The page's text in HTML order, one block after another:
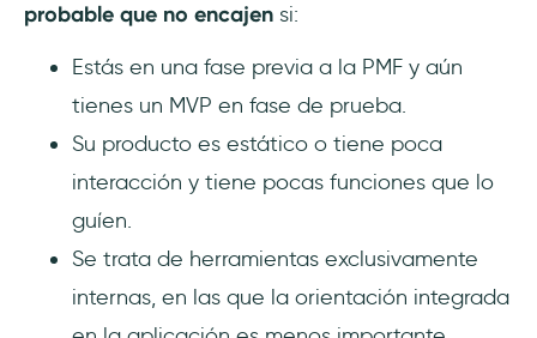
probable que no encajen si:
Estás en una fase previa a la PMF y aún
tienes un MVP en fase de prueba.
Su producto es estático o tiene poca
interacción y tiene pocas funciones que lo
guíen.
Se trata de herramientas exclusivamente
internas, en las que la orientación integrada